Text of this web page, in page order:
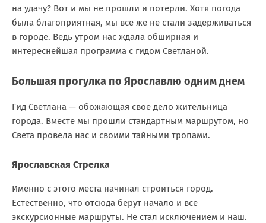
на удачу? Вот и мы не прошли и потерли. Хотя погода
была благоприятная, мы все же не стали задерживаться
в городе. Ведь утром нас ждала обширная и
интереснейшая программа с гидом Светланой.
Большая прогулка по Ярославлю одним днем
Гид Светлана — обожающая свое дело жительница
города. Вместе мы прошли стандартным маршрутом, но
Света провела нас и своими тайными тропами.
Ярославская Стрелка
Именно с этого места начинал строиться город.
Естественно, что отсюда берут начало и все
экскурсионные маршруты. Не стал исключением и наш.